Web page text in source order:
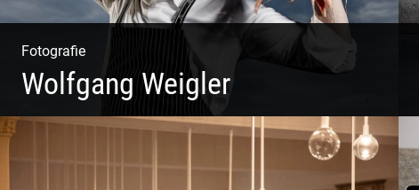
Fotografie
Wolfgang Weigler
W.U.F.O. Food Orbiter | Event Gastronomie | Catering